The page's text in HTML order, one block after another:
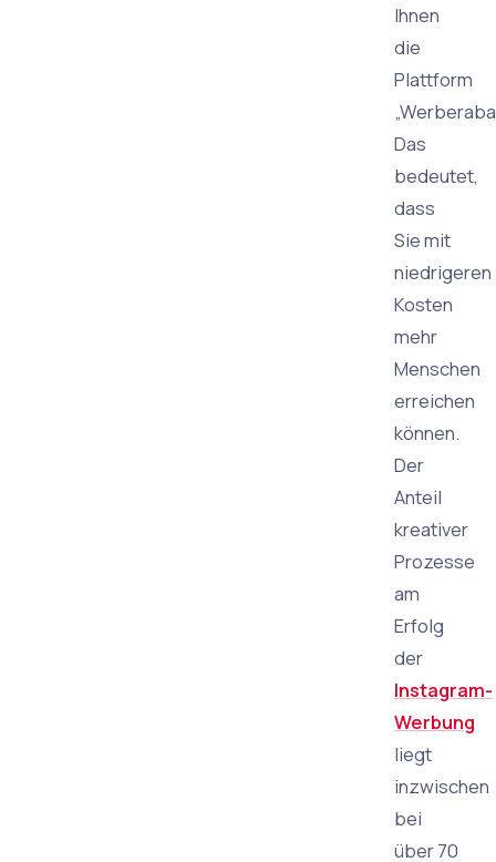
Ihnen
die
Plattform
Das
bedeutet,
dass
Sie mit
niedrigeren
Kosten
mehr
Menschen
erreichen
können.
Der
Anteil
kreativer
Prozesse
am
Erfolg
der
Instagram-
Werbung
liegt
inzwischen
bei
über 70